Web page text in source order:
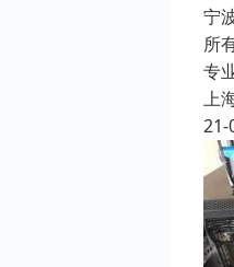
宁
所
专
上
21-